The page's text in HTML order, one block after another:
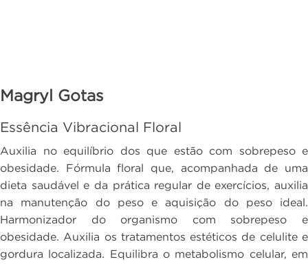
Magryl Gotas
Essência Vibracional Floral
Auxilia no equilíbrio dos que estão com sobrepeso e
obesidade. Fórmula floral que, acompanhada de uma
dieta saudável e da prática regular de exercícios, auxilia
na manutenção do peso e aquisição do peso ideal.
Harmonizador do organismo com sobrepeso e
obesidade. Auxilia os tratamentos estéticos de celulite e
gordura localizada. Equilibra o metabolismo celular, em